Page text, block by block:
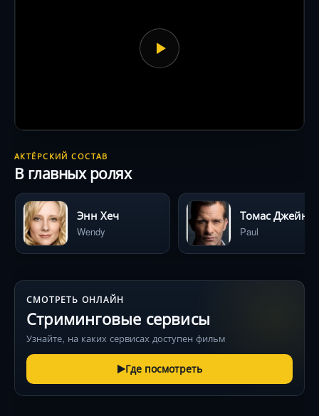
АКТЁРСКИЙ СОСТАВ
В главных ролях
Энн Хеч
Wendy
Томас Джейн
Paul
СМОТРЕТЬ ОНЛАЙН
Стриминговые сервисы
Узнайте, на каких сервисах доступен фильм
Где посмотреть